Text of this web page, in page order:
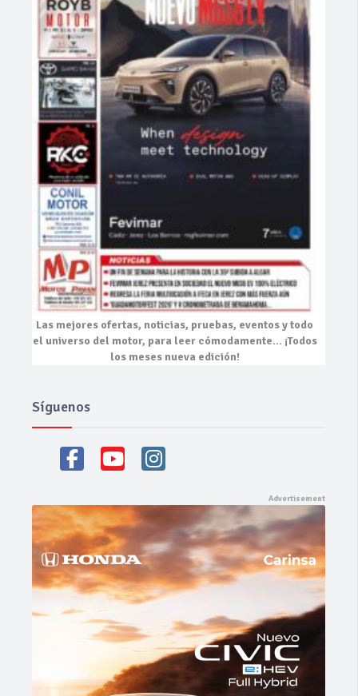
Las mejores ofertas, noticias, pruebas, eventosy todo
el universo del motor, para leer cómodamente… ¡Todos
los meses nueva edición!
Síguenos